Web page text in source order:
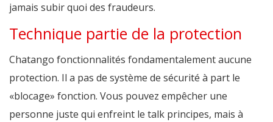
jamais subir quoi des fraudeurs.
Technique partie de la protection
Chatango fonctionnalités fondamentalement aucune
protection. Il a pas de système de sécurité à part le
«blocage» fonction. Vous pouvez empêcher une
personne juste qui enfreint le talk principes, mais à